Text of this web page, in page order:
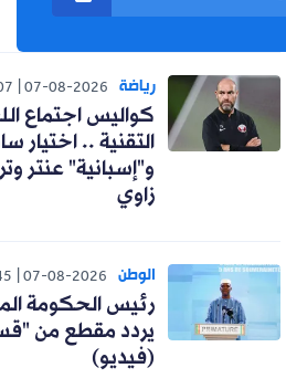
رياضة 07-08-2026
12:07
كواليس اجتماع اللجنة
التقنية .. اختيار سانشيز
و"إسبانية" عنتر وترشيح
الوطن 07-08-2026
23:45
رئيس الحكومة المالية
يردد مقطع من "قسما"